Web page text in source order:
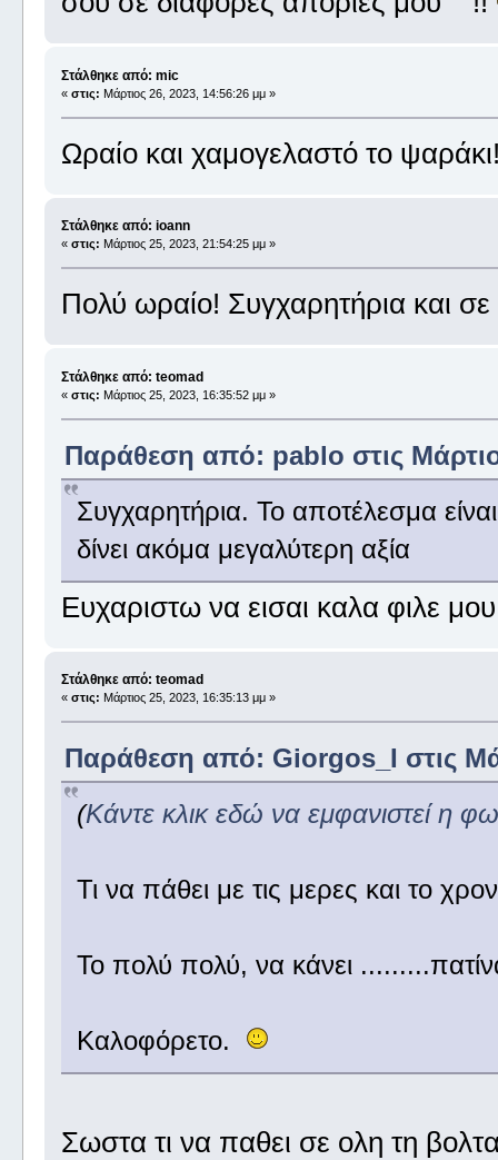
Στάλθηκε από: mic
« στις: Μάρτιος 26, 2023, 14:56:26 μμ »
Ωραίο και χαμογελαστό το
Στάλθηκε από: ioann
« στις: Μάρτιος 25, 2023, 21:54:25 μμ »
Πολύ ωραίο! Συγχαρητήρια και
Στάλθηκε από: teomad
« στις: Μάρτιος 25, 2023, 16:35:52 μμ »
Παράθεση από: pablo στις
Συγχαρητήρια. Το αποτέλεσμα
δίνει ακόμα μεγαλύτερη αξία
Ευχαριστω να εισαι καλα φιλε
Στάλθηκε από: teomad
« στις: Μάρτιος 25, 2023, 16:35:13 μμ »
Παράθεση από: Giorgos_I στις
(Κάντε κλικ εδώ να εμφανιστεί η
Τι να πάθει με τις μερες και το
Το πολύ πολύ, να κάνει
Καλοφόρετο.
Σωστα τι να παθει σε ολη τη